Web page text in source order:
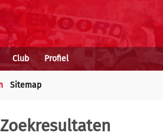
Club Profiel
Sitemap
Zoekresultaten